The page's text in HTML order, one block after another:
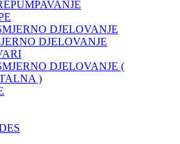
DJELOVANJE
DJELOVANJE
DJELOVANJE (
)